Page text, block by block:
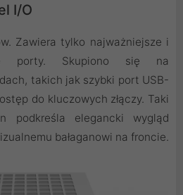
I/O
Zawiera tylko najważniejsze i
porty. Skupiono się na
takich jak szybki port USB-
do kluczowych złączy. Taki
podkreśla elegancki wygląd
bałaganowi na froncie.